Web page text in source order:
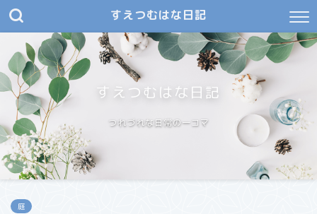
すえつむはな日記
すえつむはな日記
つれづれな日常の一コマ
庭